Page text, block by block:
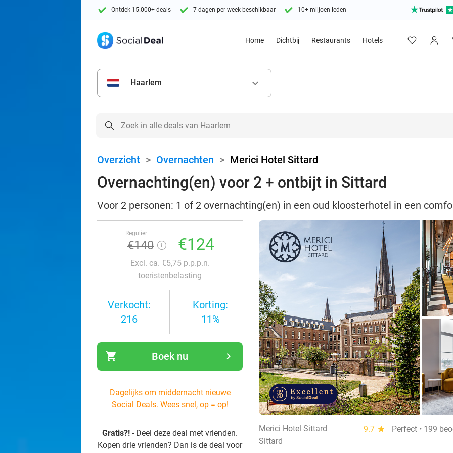
Ontdek 15.000+ deals 7 dagen per week beschikbaar 10+ miljoen leden
Home Dichtbij Restaurants Hotels
Haarlem keyboard_arrow_down
Overzicht > Overnachten > Merici Hotel Sittard
Overnachting(en) voor 2 + ontbijt in Sittard
Voor 2 personen: 1 of 2 overnachting(en) in een oud kloosterhotel in een
Regulier
€140 €124
Excl. ca. €5,75 p.p.p.n.
toeristenbelasting
Verkocht:
216
Korting:
11%
shopping_cart navigate_next
Boek nu
Dagelijks om middernacht nieuwe
Social Deals. Wees snel, op = op!
Gratis?! - Deel deze deal met vrienden.
Kopen drie vrienden? Dan is de deal voor
Merici Hotel Sittard 9.7 star
Perfect • 199
Sittard